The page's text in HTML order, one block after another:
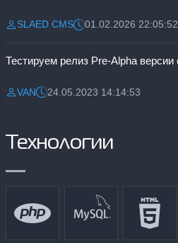
Разместил:
SLAED CMSДата:01.02.2026 22:05:52
Разместил:
VANДата:24.05.2023 14:14:53
Технологии